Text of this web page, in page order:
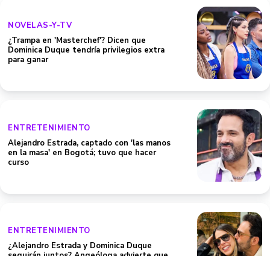
NOVELAS-Y-TV
¿Trampa en 'Masterchef'? Dicen que
Dominica Duque tendría privilegios extra
para ganar
ENTRETENIMIENTO
Alejandro Estrada, captado con 'las manos
en la masa' en Bogotá; tuvo que hacer
curso
ENTRETENIMIENTO
¿Alejandro Estrada y Dominica Duque